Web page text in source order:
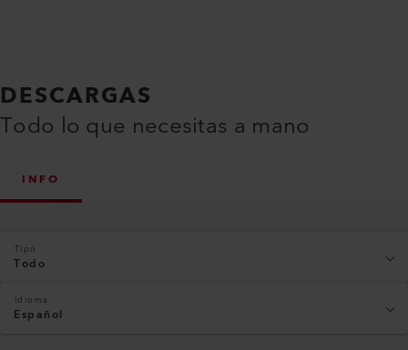
DESCARGAS
Todo lo que necesitas a mano
INFO
Tipo
Todo
Idioma
Español